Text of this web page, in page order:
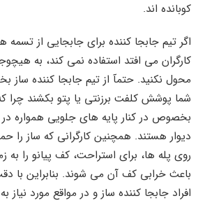
کوبانده اند.
اگر تیم جابجا کننده برای جابجایی از
کارگران می افتد استفاده نمی کند، به
محول نکنید. حتمآ از تیم جابجا کننده ساز
شما پوشش کلفت برزنتی یا پتو بکشند چرا
بخصوص در کنار پایه های جلویی همواره در
دیوار هستند. همچنین کارگرانی که ساز را
روی پله ها، برای استراحت، کف پیانو را
باعث خرابی کف آن می شوند. بنابراین با
افراد جابجا کننده ساز و در مواقع مورد نیاز